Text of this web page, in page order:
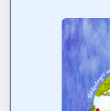
Fejezet hossza: